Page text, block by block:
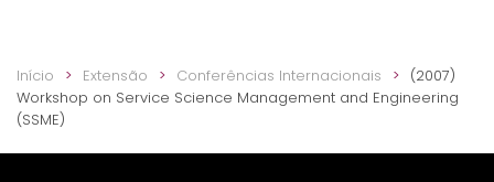
Início Extensão Conferências Internacionais
(2007)
Workshop on Service Science Management and Engineering
(SSME)